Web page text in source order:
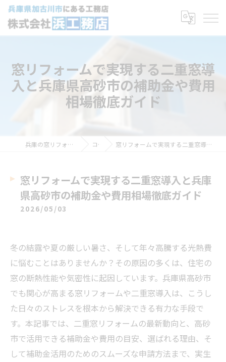
窓リフォームで実現する二重窓導
入と兵庫県高砂市の補助金や費用
相場徹底ガイド
兵庫の窓リフォームなら株式会社浜工務店 コラム 窓リフォームで実現する二重窓導入と兵庫県高砂市の補助金や費用相場徹底ガイド
窓リフォームで実現する二重窓導入と兵庫
県高砂市の補助金や費用相場徹底ガイド
2026/05/03
冬の結露や夏の厳しい暑さ、そして年々高騰する光熱費
に悩むことはありませんか？その原因の多くは、住宅の
窓の断熱性能や気密性に起因しています。兵庫県高砂市
でも関心が高まる窓リフォームや二重窓導入は、こうし
た日々のストレスを根本から解決できる有力な手段で
す。本記事では、二重窓リフォームの最新動向と、高砂
市で活用できる補助金や費用の目安、選ばれる理由、そ
して補助金活用のためのスムーズな申請方法まで、実生